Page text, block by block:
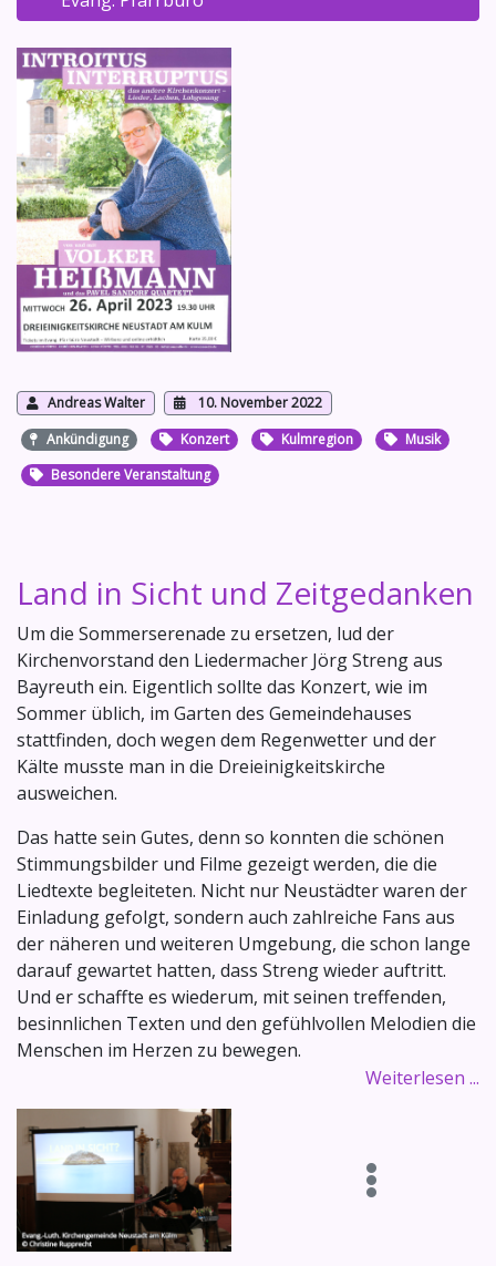
Andreas Walter
10. November 2022
Ankündigung
Konzert Kulmregion
Musik
Besondere Veranstaltung
Land in Sicht und Zeitgedanken
Um die Sommerserenade zu ersetzen, lud der
Kirchenvorstand den Liedermacher Jörg Streng aus
Bayreuth ein. Eigentlich sollte das Konzert, wie im
Sommer üblich, im Garten des Gemeindehauses
stattfinden, doch wegen dem Regenwetter und der
Kälte musste man in die Dreieinigkeitskirche
ausweichen.
Das hatte sein Gutes, denn so konnten die schönen
Stimmungsbilder und Filme gezeigt werden, die die
Liedtexte begleiteten. Nicht nur Neustädter waren der
Einladung gefolgt, sondern auch zahlreiche Fans aus
der näheren und weiteren Umgebung, die schon lange
darauf gewartet hatten, dass Streng wieder auftritt.
Und er schaffte es wiederum, mit seinen treffenden,
besinnlichen Texten und den gefühlvollen Melodien die
Menschen im Herzen zu bewegen.
Weiterlesen ...